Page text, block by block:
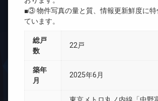
■③ 物件写真の量と質、情報更新鮮度に特
ています。
総戸
数
22戸
築年
月
2025年6月